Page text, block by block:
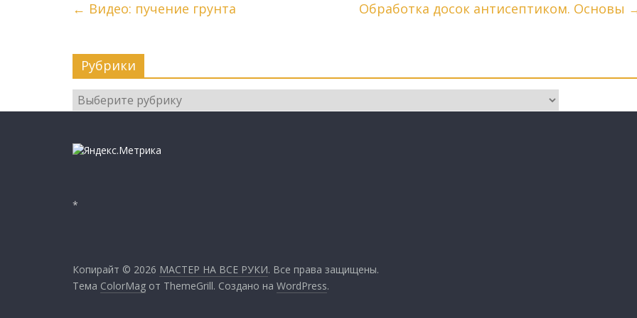
← Видео: пучение грунта Обработка досок антисептиком. Основы
Рубрики
Рубрики
*
Копирайт © 2026 МАСТЕР НА ВСЕ РУКИ. Все права защищены.
Тема ColorMag от ThemeGrill. Создано на WordPress.